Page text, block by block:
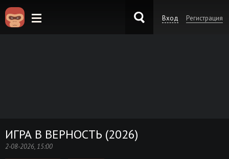
Вход Регистрация
ИГРА В ВЕРНОСТЬ (2026)
2-08-2026, 15:00